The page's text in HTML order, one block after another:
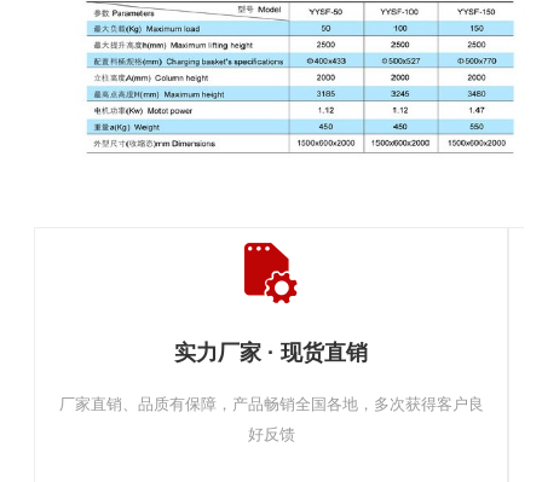
实力厂家 · 现货直销
厂家直销、品质有保障，产品畅销全国各地，多次获得客户良
好反馈